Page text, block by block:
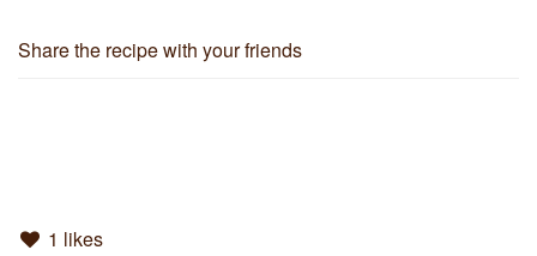
Share the recipe with your friends
1 likes